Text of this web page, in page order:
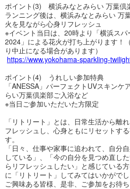
ポイント(3) 横浜みなとみらい 万葉倶
ランニング後は、横浜みなとみらい 万
火を見ながら心身リフレッシュ
※イベント当日は、20時より「横浜スパ
2024」による花火が打ち上がります！
り中止になる場合があります）
https://www.yokohama-sparkling-
ポイント(4) うれしい参加特典
「ANESSA」パーフェクトUVスキンケ
らい万葉倶楽部ご入浴など
※当日ご参加いただいた方限定
「リトリート」とは、日常生活から離
フレッシュし、心身ともにリセットす
す。
「日々、仕事や家事に追われて、自分
している」、「今の自分を見つめ直し
らリフレッシュしたい」と感じている
に「リトリート」してみてはいかがでし
ご興味ある皆様、是非、ご参加をお待